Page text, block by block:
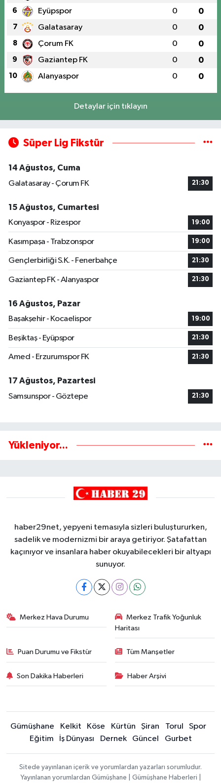
6 Eyüpspor 0 0
7 Galatasaray 0 0
8 Çorum FK 0 0
9 Gaziantep FK 0 0
10 Alanyaspor 0 0
Detaylar için tıklayın
Süper Lig Fikstür
14 Ağustos, Cuma
Galatasaray - Çorum FK
21:30
15 Ağustos, Cumartesi
Konyaspor - Rizespor
19:00
Kasımpaşa - Trabzonspor 19:00
Gençlerbirliği S.K. - Fenerbahçe 21:30
Gaziantep FK - Alanyaspor 21:30
16 Ağustos, Pazar
Başakşehir - Kocaelispor
19:00
Beşiktaş - Eyüpspor 21:30
Amed - Erzurumspor FK 21:30
17 Ağustos, Pazartesi
Samsunspor - Göztepe
21:30
Yükleniyor...
haber29net, yepyeni temasıyla sizleri buluştururken,
sadelik ve modernizmi bir araya getiriyor. Şatafattan
kaçınıyor ve insanlara haber okuyabilecekleri bir altyapı
sunuyor.
Merkez Hava Durumu
Merkez Trafik Yoğunluk
Haritası
Puan Durumu ve Fikstür Tüm Manşetler
Son Dakika Haberleri Haber Arşivi
Gümüşhane Kelkit Köse Kürtün Şiran Torul
Spor
Eğitim
İş Dünyası Dernek Güncel Gurbet
Sitede yayınlanan içerik ve yorumlardan yazarları sorumludur.
Yayınlanan yorumlardan Gümüşhane | Gümüşhane Haberleri |